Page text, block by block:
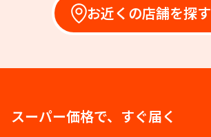
お近くの店舗を探す
スーパー価格で、すぐ届く